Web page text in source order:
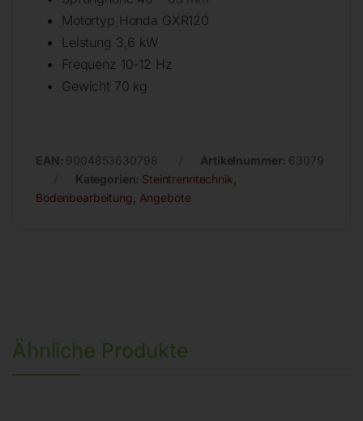
Motortyp Honda GXR120
Leistung 3,6 kW
Frequenz 10-12 Hz
Gewicht 70 kg
EAN: 9004853630798 Artikelnummer: 63079
Kategorien: Steintrenntechnik
Bodenbearbeitung Angebote
Ähnliche Produkte